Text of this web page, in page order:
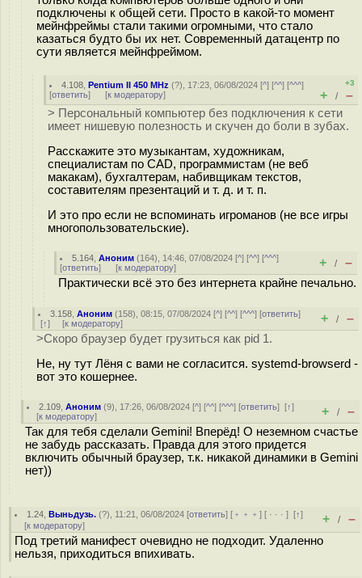
подключены к общей сети. Просто в какой-то момент
мейнфреймы стали такими огромными, что стало
казаться будто бы их нет. Современный датацентр по
сути является мейнфреймом.
4.108 ,Pentium II 450 MHz (?), 17:23, 06/08/2024 [^] [^^] [^^^]
[ответить] [к модератору]
+3
+ / –
> Персональный компьютер без подключения к сети
имеет нишевую полезность и скучен до боли в зубах.
Расскажите это музыкантам, художникам,
специалистам по CAD, программистам (не веб
мaкaкaм), бухгалтерам, набивщикам текстов,
составителям презентаций и т. д. и т. п.
И это про если не вспоминать игроманов (не все игры
многопользовательские).
5.164 ,Аноним (164), 14:46, 07/08/2024 [^] [^^] [^^^]
[ответить] [к модератору] + / –
Практически всё это без интернета крайне печально.
3.158 ,Аноним (158), 08:15, 07/08/2024 [^] [^^] [^^^] [ответить]
[↑] [к модератору] + / –
>Скоро браузер будет грузиться как pid 1.
Не, ну тут Лёня с вами не согласится. systemd-browserd -
вот это кошернее.
2.109 ,Аноним (9), 17:26, 06/08/2024 [^] [^^] [^^^] [ответить][↑]
[к модератору] + / –
Так для тебя сделали Gemini! Вперёд! О неземном счастье
не забудь рассказать. Правда для этого придется
включить обычный браузер, т.к. никакой динамики в Gemini
нет))
1.24 ,Выньдузь. (?), 11:21, 06/08/2024 [ответить] [ ﹢﹢﹢] [ · · ·][↑]
[к модератору] + / –
Под третий манифест очевидно не подходит. Удаленно
нельзя, приходиться впихивать.